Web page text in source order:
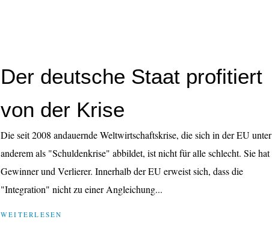
Der deutsche Staat profitiert
von der Krise
Die seit 2008 andauernde Weltwirtschaftskrise, die sich in der EU unter
anderem als "Schuldenkrise" abbildet, ist nicht für alle schlecht. Sie hat
Gewinner und Verlierer. Innerhalb der EU erweist sich, dass die
"Integration" nicht zu einer Angleichung...
WEITERLESEN